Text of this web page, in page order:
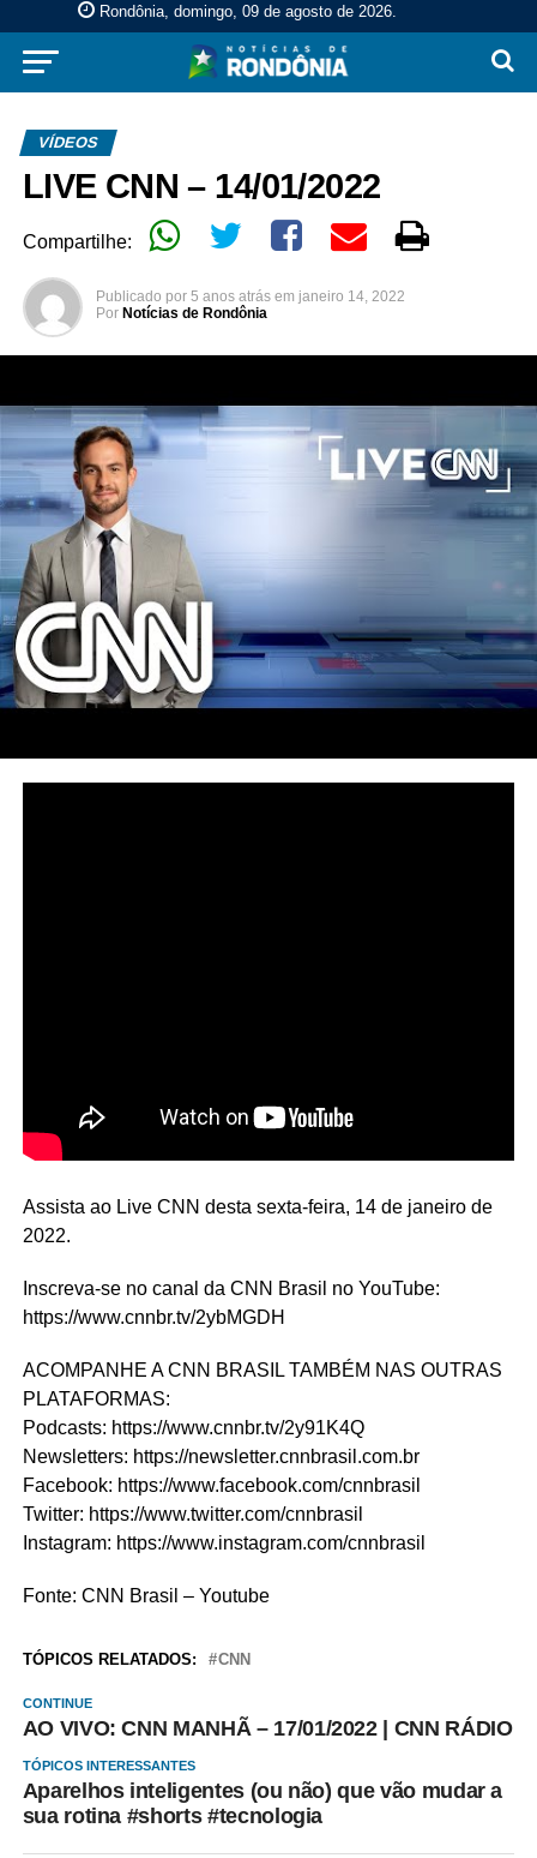
Rondônia, domingo, 09 de agosto de 2026.
VÍDEOS
LIVE CNN – 14/01/2022
Compartilhe:
Publicado por 5 anos atrás em janeiro 14, 2022
Por Notícias de Rondônia
Assista ao Live CNN desta sexta-feira, 14 de janeiro de
2022.
Inscreva-se no canal da CNN Brasil no YouTube:
https://www.cnnbr.tv/2ybMGDH
ACOMPANHE A CNN BRASIL TAMBÉM NAS OUTRAS
PLATAFORMAS:
Podcasts: https://www.cnnbr.tv/2y91K4Q
Newsletters: https://newsletter.cnnbrasil.com.br
Facebook: https://www.facebook.com/cnnbrasil
Twitter: https://www.twitter.com/cnnbrasil
Instagram: https://www.instagram.com/cnnbrasil
Fonte: CNN Brasil – Youtube
TÓPICOS RELATADOS: CNN
CONTINUE
AO VIVO: CNN MANHÃ – 17/01/2022 | CNN RÁDIO
TÓPICOS INTERESSANTES
Aparelhos inteligentes (ou não) que vão mudar a
sua rotina #shorts #tecnologia